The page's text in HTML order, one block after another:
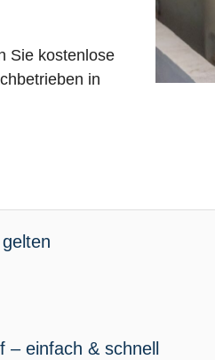
Sie kostenlose
in
einfach & schnell